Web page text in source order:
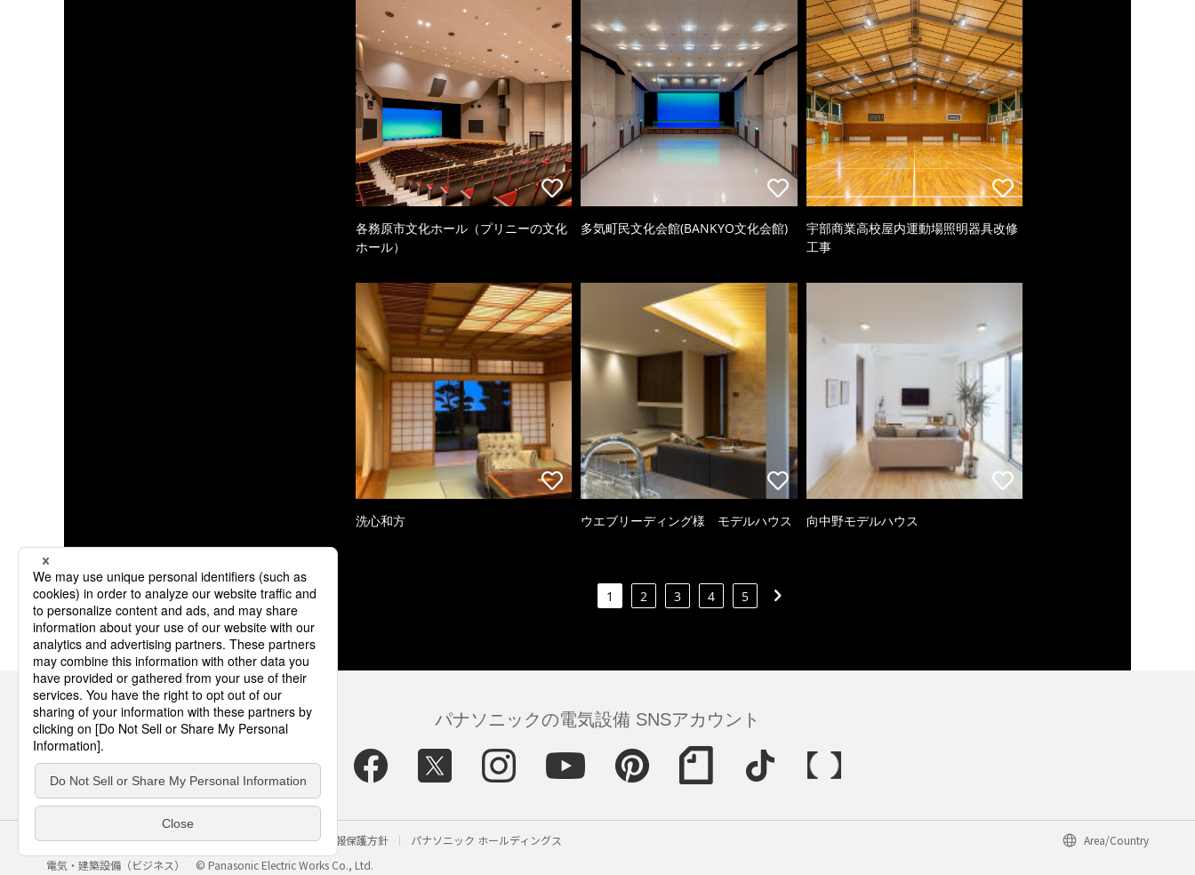
各務原市文化ホール（プリニーの文化
ホール）
多気町民文化会館(BANKYO文化会館)
宇部商業高校屋内運動場照明器具改修
工事
洗心和方 ウエブリーディング様 モデルハウス 向中野モデルハウス
1 2 3 4 5
パナソニックの電気設備 SNSアカウント
サイトのご利用にあたって クッキーポリシー 個人情報保護方針 パナソニック ホールディングス
Area/Country
電気・建築設備（ビジネス）
© Panasonic Electric Works Co., Ltd.